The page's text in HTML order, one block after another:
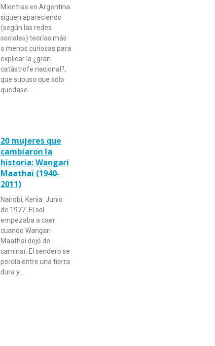
Mientras en Argentina
siguen apareciendo
(según las redes
sociales) teorías más
o menos curiosas para
explicar la ¿gran
catástrofe nacional?,
que supuso que sólo
quedase…
20 mujeres que
cambiaron la
historia: Wangari
Maathai (1940-
2011)
Nairobi, Kenia. Junio
de 1977. El sol
empezaba a caer
cuando Wangari
Maathai dejó de
caminar. El sendero se
perdía entre una tierra
dura y…